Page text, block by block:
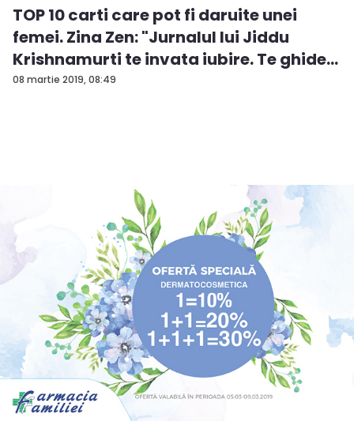
08 martie 2019, 08:49
TOP 10 carti care pot fi daruite unei
femei. Zina Zen: "Jurnalul lui Jiddu
Krishnamurti te invata iubire. Te ghide...